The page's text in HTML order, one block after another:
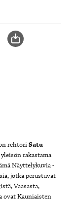
rehtoriSatu
rakastama
Näyttelykuvia -
jotka perustuvat
Vaasasta,
ovat Kauniaisten